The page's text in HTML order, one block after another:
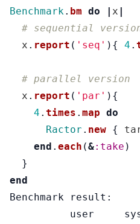
Benchmark. bm do | x |
# sequential
x . report ( 'seq' ){ 4 .
# parallel version
x . report ( 'par' ){
4 . times . map do
Ractor . new {
end . each (&:take )
}
end
Benchmark result:
user